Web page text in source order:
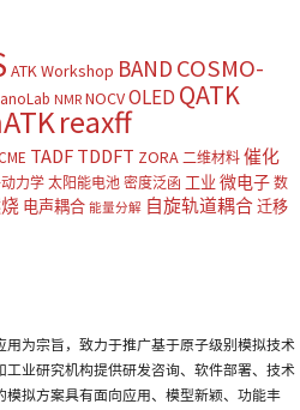
ATK Workshop BAND COSMO-
NMR NOCVOLED QATK
reaxff
TADF TDDFT ZORA 二维材料 催化
力学 太阳能电池 密度泛函 工业 微电子 数
电声耦合 能量分解 自旋轨道耦合迁移
为宗旨，致力于推广基于原子级别模拟技术
业研究机构提供研发咨询、软件部署、技术
拟方案具有面向应用、模型新颖、功能丰